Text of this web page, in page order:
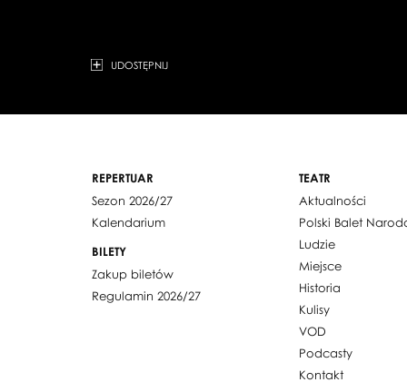
UDOSTĘPNIJ
REPERTUAR
Sezon 2026/27
Kalendarium
BILETY
Zakup biletów
Regulamin 2026/27
TEATR
Aktualności
Polski Balet
Ludzie
Miejsce
Historia
Kulisy
VOD
Podcasty
Kontakt